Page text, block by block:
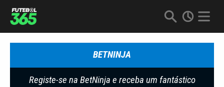
BETNINJA
Registe-se na BetNinja e receba um fantástico